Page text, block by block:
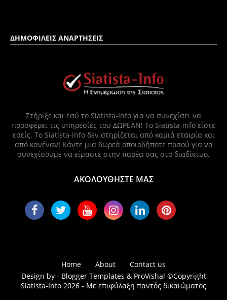
ΔΗΜΟΦΙΛΕΙΣ ΑΝΑΡΤΗΣΕΙΣ
Στήριξε και εσύ το Siatista-Info για να συνεχίσει να
προσφέρει τις υπηρεσίες του ΔΩΡΕΑΝ! Το Siatista-info είστε
εσείς. Το Siatista-info δεν στηρίζεται από καμιά εταιρία και
από κανέναν! Κάντε μια δωρεά οποιοδήποτε ποσού για να
συνεχίσουμε να είμαστε στην παρέα σας στο διαδίκτυο.
ΑΚΟΛΟΥΘΗΣΤΕ ΜΑΣ
Home About
Contact us
Design by - Blogger Templates & ProVishal ©Copyright
Siatista-Info 2026 - Με επιφύλαξη παντός δικαιώματος